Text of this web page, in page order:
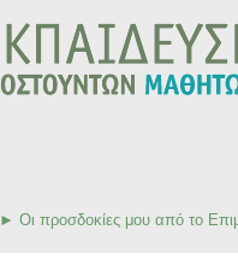
► Οι προσδοκίες μου από το